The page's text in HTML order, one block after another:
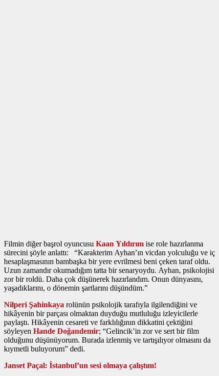
Filmin diğer başrol oyuncusu Kaan Yıldırım ise role hazırlanma
sürecini şöyle anlattı: “Karakterim Ayhan’ın vicdan yolculuğu ve iç
hesaplaşmasının bambaşka bir yere evrilmesi beni çeken taraf oldu.
Uzun zamandır okumadığım tatta bir senaryoydu. Ayhan, psikolojisi
zor bir roldü. Daha çok düşünerek hazırlandım. Onun dünyasını,
yaşadıklarını, o dönemin şartlarını düşündüm.”
Nilperi Şahinkaya rolünün psikolojik tarafıyla ilgilendiğini ve
hikâyenin bir parçası olmaktan duyduğu mutluluğu izleyicilerle
paylaştı. Hikâyenin cesareti ve farklılığının dikkatini çektiğini
söyleyen Hande Doğandemir; “Gelincik’in zor ve sert bir film
olduğunu düşünüyorum. Burada izlenmiş ve tartışılıyor olmasını da
kıymetli buluyorum” dedi.
Janset Paçal: İstanbul’un sesi olmaya çalıştım!